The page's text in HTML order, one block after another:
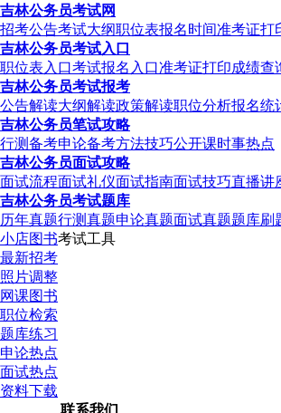
吉林公务员考试网
招考公告考试大纲职位表报名时间准考证打
吉林公务员考试入口
职位表入口考试报名入口准考证打印成绩查
吉林公务员考试报考
公告解读大纲解读政策解读职位分析报名统
吉林公务员笔试攻略
行测备考申论备考方法技巧公开课时事热点
吉林公务员面试攻略
面试流程面试礼仪面试指南面试技巧直播讲
吉林公务员考试题库
历年真题行测真题申论真题面试真题题库刷
小店图书考试工具
最新招考
照片调整
网课图书
职位检索
题库练习
申论热点
面试热点
资料下载
联系我们